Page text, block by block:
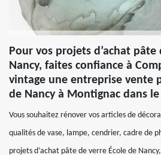
Pour vos projets d’achat pâte
Nancy, faites confiance à
vintage une entreprise vente
de Nancy à Montignac dans le
Vous souhaitez rénover vos articles de
qualités de vase, lampe, cendrier, cadre de
projets d’achat pâte de verre École de